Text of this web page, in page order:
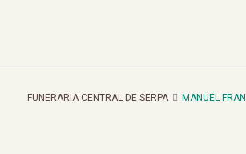
FUNERARIA CENTRAL DE SERPA MANUEL